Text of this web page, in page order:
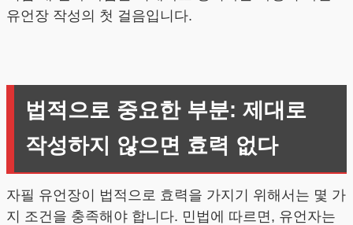
유언장 작성의 첫 걸음입니다.
법적으로 중요한 부분: 제대로
작성하지 않으면 효력 없다
자필 유언장이 법적으로 효력을 가지기 위해서는 몇 가
지 조건을 충족해야 합니다. 민법에 따르면, 유언자는